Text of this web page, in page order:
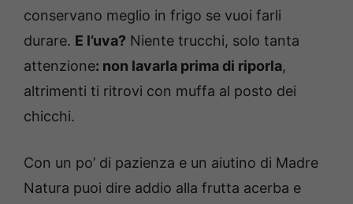
conservano meglio in frigo se vuoi farli
durare. E l’uva? Niente trucchi, solo tanta
attenzione: non lavarla prima di riporla,
altrimenti ti ritrovi con muffa al posto dei
chicchi.
Con un po’ di pazienza e un aiutino di Madre
Natura puoi dire addio alla frutta acerba e